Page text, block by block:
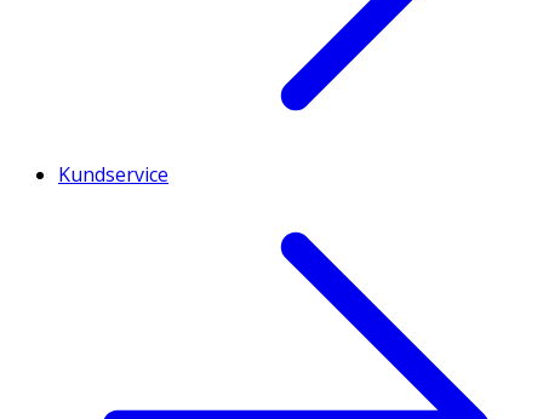
Kundservice